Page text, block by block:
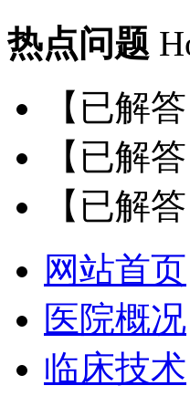
热点问题
【已解答
【已解答
【已解答
网站首页
医院概况
临床技术